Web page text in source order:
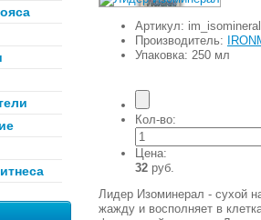
Артикул: im_isomineral
Производитель:
Упаковка: 250 мл
Кол-во:
Цена:
32 руб.
Лидер Изоминерал - сухой
жажду и восполняет в